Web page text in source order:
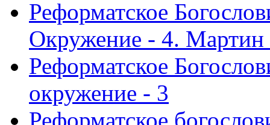
Реформатское
Окружение - 4.
Реформатское
окружение - 3
Реформатское